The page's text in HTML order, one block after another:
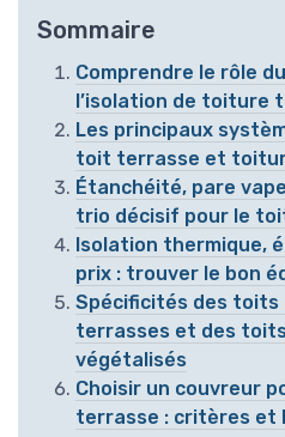
Sommaire
Comprendre le rôle
l’isolation de toiture
Les principaux
toit terrasse et
Étanchéité, pare
trio décisif pour le
Isolation thermique,
prix : trouver le bon
Spécificités des
terrasses et des
végétalisés
Choisir un couvreur
terrasse : critères et